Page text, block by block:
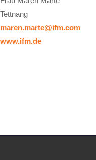
Tettnang
maren.marte@ifm.com
www.ifm.de